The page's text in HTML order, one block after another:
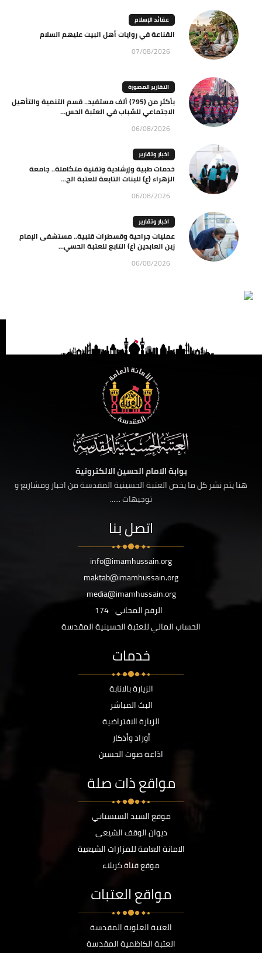
عقائد الإسلام
القناعة في روايات أهل البيت عليهم السلام
07/08/2026
التقارير المصورة
بأكثر من (795) ألف مستفيد.. قسم التنمية والتأهيل
الاجتماعي للشباب في العتبة الحس...
06/08/2026
اخبار وتقارير
خدمات طبية وإرشادية وتقنية متكاملة.. جامعة
الزهراء (ع) للبنات التابعة للعتبة الح...
06/08/2026
اخبار وتقارير
عمليات جراحية وقسطرات قلبية.. مستشفى الإمام
زين العابدين (ع) التابع للعتبة الحسي...
06/08/2026
بوابة الامام الحسين الالكترونية
هنا يتم نشر كل ما يخص العتبة الحسينية المقدسة من اخبار ومشاريع و
توجيهات ......
اتصل بنا
info@imamhussain.org
maktab@imamhussain.org
media@imamhussain.org
الرقم المجاني 174
الحساب المالي للعتبة الحسينية المقدسة
خدمات
الزيارة بالانابة
البث المباشر
الزيارة الافتراضية
أوراد وأذكار
اذاعة صوت الحسين
مواقع ذات صلة
موقع السيد السيستاني
ديوان الوقف الشيعي
الامانة العامة للمزارات الشيعية
موقع قناة كربلاء
مواقع العتبات
العتبة العلوية المقدسة
العتبة الكاظمية المقدسة